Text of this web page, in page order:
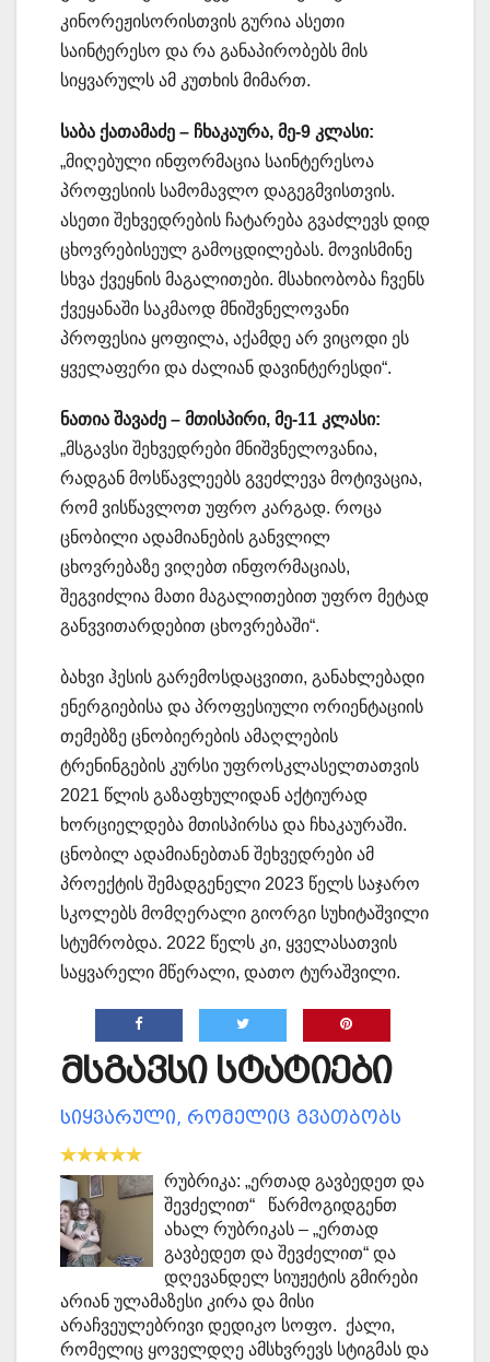
კინორეჟისორისთვის გურია ასეთი
საინტერესო და რა განაპირობებს მის
სიყვარულს ამ კუთხის მიმართ.
საბა ქათამაძე – ჩხაკაურა, მე-9 კლასი:
„მიღებული ინფორმაცია საინტერესოა
პროფესიის სამომავლო დაგეგმვისთვის.
ასეთი შეხვედრების ჩატარება გვაძლევს დიდ
ცხოვრებისეულ გამოცდილებას. მოვისმინე
სხვა ქვეყნის მაგალითები. მსახიობობა ჩვენს
ქვეყანაში საკმაოდ მნიშვნელოვანი
პროფესია ყოფილა, აქამდე არ ვიცოდი ეს
ყველაფერი და ძალიან დავინტერესდი“.
ნათია შავაძე – მთისპირი, მე-11 კლასი:
„მსგავსი შეხვედრები მნიშვნელოვანია,
რადგან მოსწავლეებს გვეძლევა მოტივაცია,
რომ ვისწავლოთ უფრო კარგად. როცა
ცნობილი ადამიანების განვლილ
ცხოვრებაზე ვიღებთ ინფორმაციას,
შეგვიძლია მათი მაგალითებით უფრო მეტად
განვვითარდებით ცხოვრებაში“.
ბახვი ჰესის გარემოსდაცვითი, განახლებადი
ენერგიებისა და პროფესიული ორიენტაციის
თემებზე ცნობიერების ამაღლების
ტრენინგების კურსი უფროსკლასელთათვის
2021 წლის გაზაფხულიდან აქტიურად
ხორციელდება მთისპირსა და ჩხაკაურაში.
ცნობილ ადამიანებთან შეხვედრები ამ
პროექტის შემადგენელი 2023 წელს საჯარო
სკოლებს მომღერალი გიორგი სუხიტაშვილი
სტუმრობდა. 2022 წელს კი, ყველასათვის
საყვარელი მწერალი, დათო ტურაშვილი.
მსგავსი სტატიები
სიყვარული, რომელიც გვათბობს
რუბრიკა: „ერთად გავბედეთ და
შევძელით“ წარმოგიდგენთ
ახალ რუბრიკას – „ერთად
გავბედეთ და შევძელით“ და
დღევანდელ სიუჟეტის გმირები
არიან ულამაზესი კირა და მისი
არაჩვეულებრივი დედიკო სოფო. ქალი,
რომელიც ყოველდღე ამსხვრევს სტიგმას და